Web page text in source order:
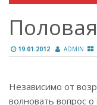
19.01.2012 ADMIN
Независимо от
волновать вопрос